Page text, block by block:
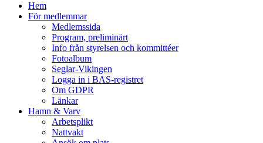
Hem
För medlemmar
Medlemssida
Program, preliminärt
Info från styrelsen och kommittéer
Fotoalbum
Seglar-Vikingen
Logga in i BAS-registret
Om GDPR
Länkar
Hamn & Varv
Arbetsplikt
Nattvakt